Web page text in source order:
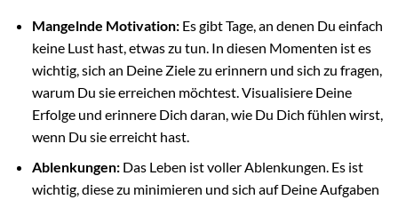
Mangelnde Motivation:Es gibt Tage, an denen Du einfach
keine Lust hast, etwas zu tun. In diesen Momenten ist es
wichtig, sich an Deine Ziele zu erinnern und sich zu fragen,
warum Du sie erreichen möchtest. Visualisiere Deine
Erfolge und erinnere Dich daran, wie Du Dich fühlen wirst,
wenn Du sie erreicht hast.
Ablenkungen:Das Leben ist voller Ablenkungen. Es ist
wichtig, diese zu minimieren und sich auf Deine Aufgaben